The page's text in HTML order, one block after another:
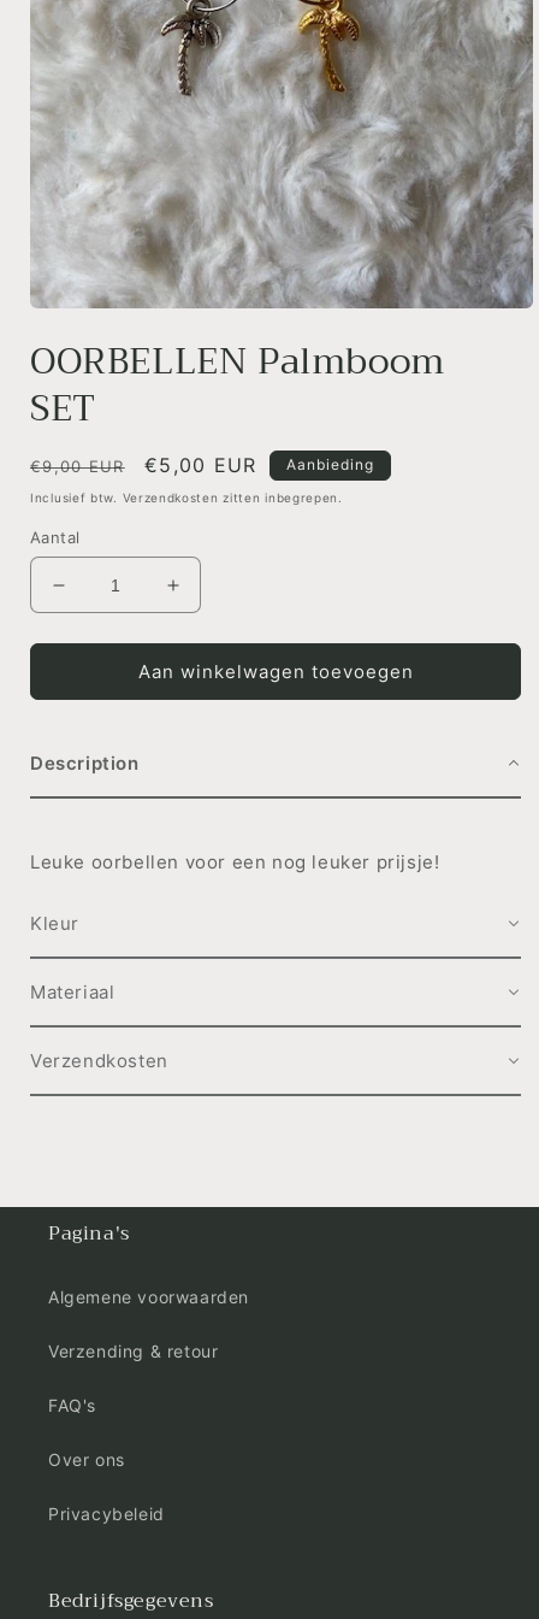
openen
in
OORBELLEN Palmboom
SET
Normale
prijs
€9,00 EUR Aanbiedingsprijs
€5,00 EUR Aanbieding
Inclusief btw. Verzendkosten zitten inbegrepen.
Aantal
Aantal
verlagen
voor
OORBELLEN
Palmboom
Aantal
verhogen
voor
OORBELLEN
Palmboom
Aan winkelwagen toevoegen
Description
Leuke oorbellen voor een nog leuker prijsje!
Kleur
Materiaal
Verzendkosten
Pagina's
Algemene voorwaarden
Verzending & retour
FAQ's
Over ons
Privacybeleid
Bedrijfsgegevens